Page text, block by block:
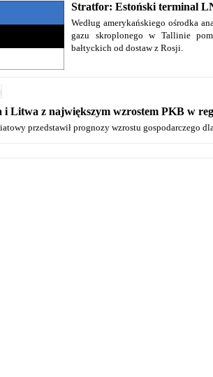
Stratfor: Estoński terminal
Według amerykańskiego ośrodka
gazu skroplonego w Tallinie
bałtyckich od dostaw z Rosji.
i Litwa z największym wzrostem PKB w
przedstawił prognozy wzrostu gospodarczego